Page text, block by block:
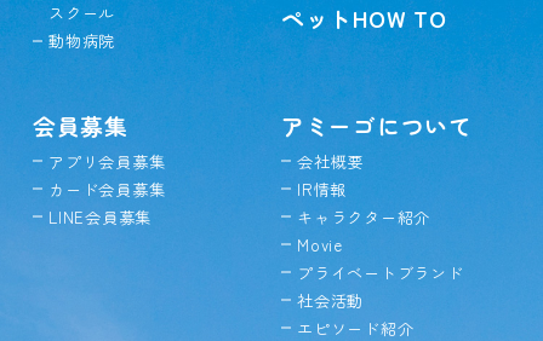
スクール
動物病院
ペットHOW TO
会員募集
アプリ会員募集
カード会員募集
LINE会員募集
アミーゴについて
会社概要
IR情報
キャラクター紹介
Movie
プライベートブランド
社会活動
エピソード紹介